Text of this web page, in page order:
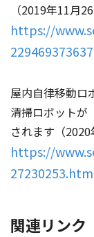
（2019年11月26
https://
屋内自律移動ロ
清掃ロボットが
されます（2020
https://
関連リンク